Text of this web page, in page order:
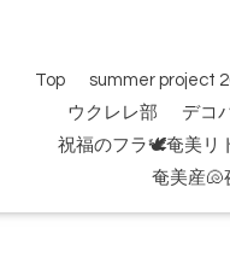
Top summer project
ウクレレ部
デコ
祝福のフラ🕊️奄美リ
奄美産🐚